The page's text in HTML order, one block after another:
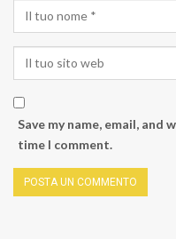
Save my name, email,
time I comment.